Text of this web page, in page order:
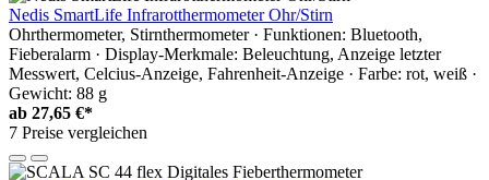
Nedis SmartLife Infrarotthermometer Ohr/Stirn
Ohrthermometer, Stirnthermometer · Funktionen: Bluetooth,
Fieberalarm · Display-Merkmale: Beleuchtung, Anzeige letzter
Messwert, Celcius-Anzeige, Fahrenheit-Anzeige · Farbe: rot, weiß ·
Gewicht: 88 g
ab 27,65 €*
7 Preise vergleichen